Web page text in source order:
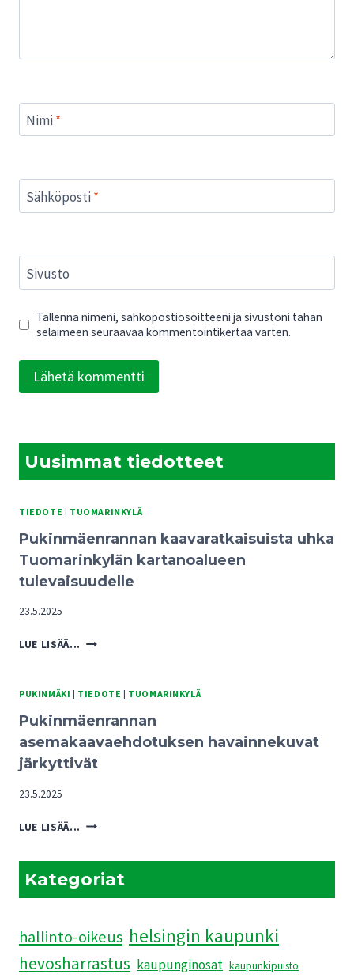
Nimi *
Sähköposti *
Sivusto
Tallenna nimeni, sähköpostiosoitteeni ja sivustoni tähän
selaimeen seuraavaa kommentointikertaa varten.
Uusimmat tiedotteet
TIEDOTE | TUOMARINKYLÄ
Pukinmäenrannan kaavaratkaisuista uhka
Tuomarinkylän kartanoalueen
tulevaisuudelle
23.5.2025
LUE LISÄÄ... PUKINMÄENRANNAN
TUOMARINKYLÄN
TULEVAISUUDELLE
PUKINMÄKI | TIEDOTE | TUOMARINKYLÄ
Pukinmäenrannan
asemakaavaehdotuksen havainnekuvat
järkyttivät
23.5.2025
LUE LISÄÄ... PUKINMÄENRANNAN
JÄRKYTTIVÄT
Kategoriat
hallinto-oikeus helsingin kaupunki
hevosharrastus kaupunginosat kaupunkipuisto